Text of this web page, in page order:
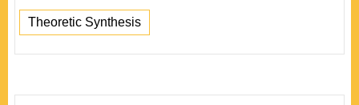
Theoretic Synthesis